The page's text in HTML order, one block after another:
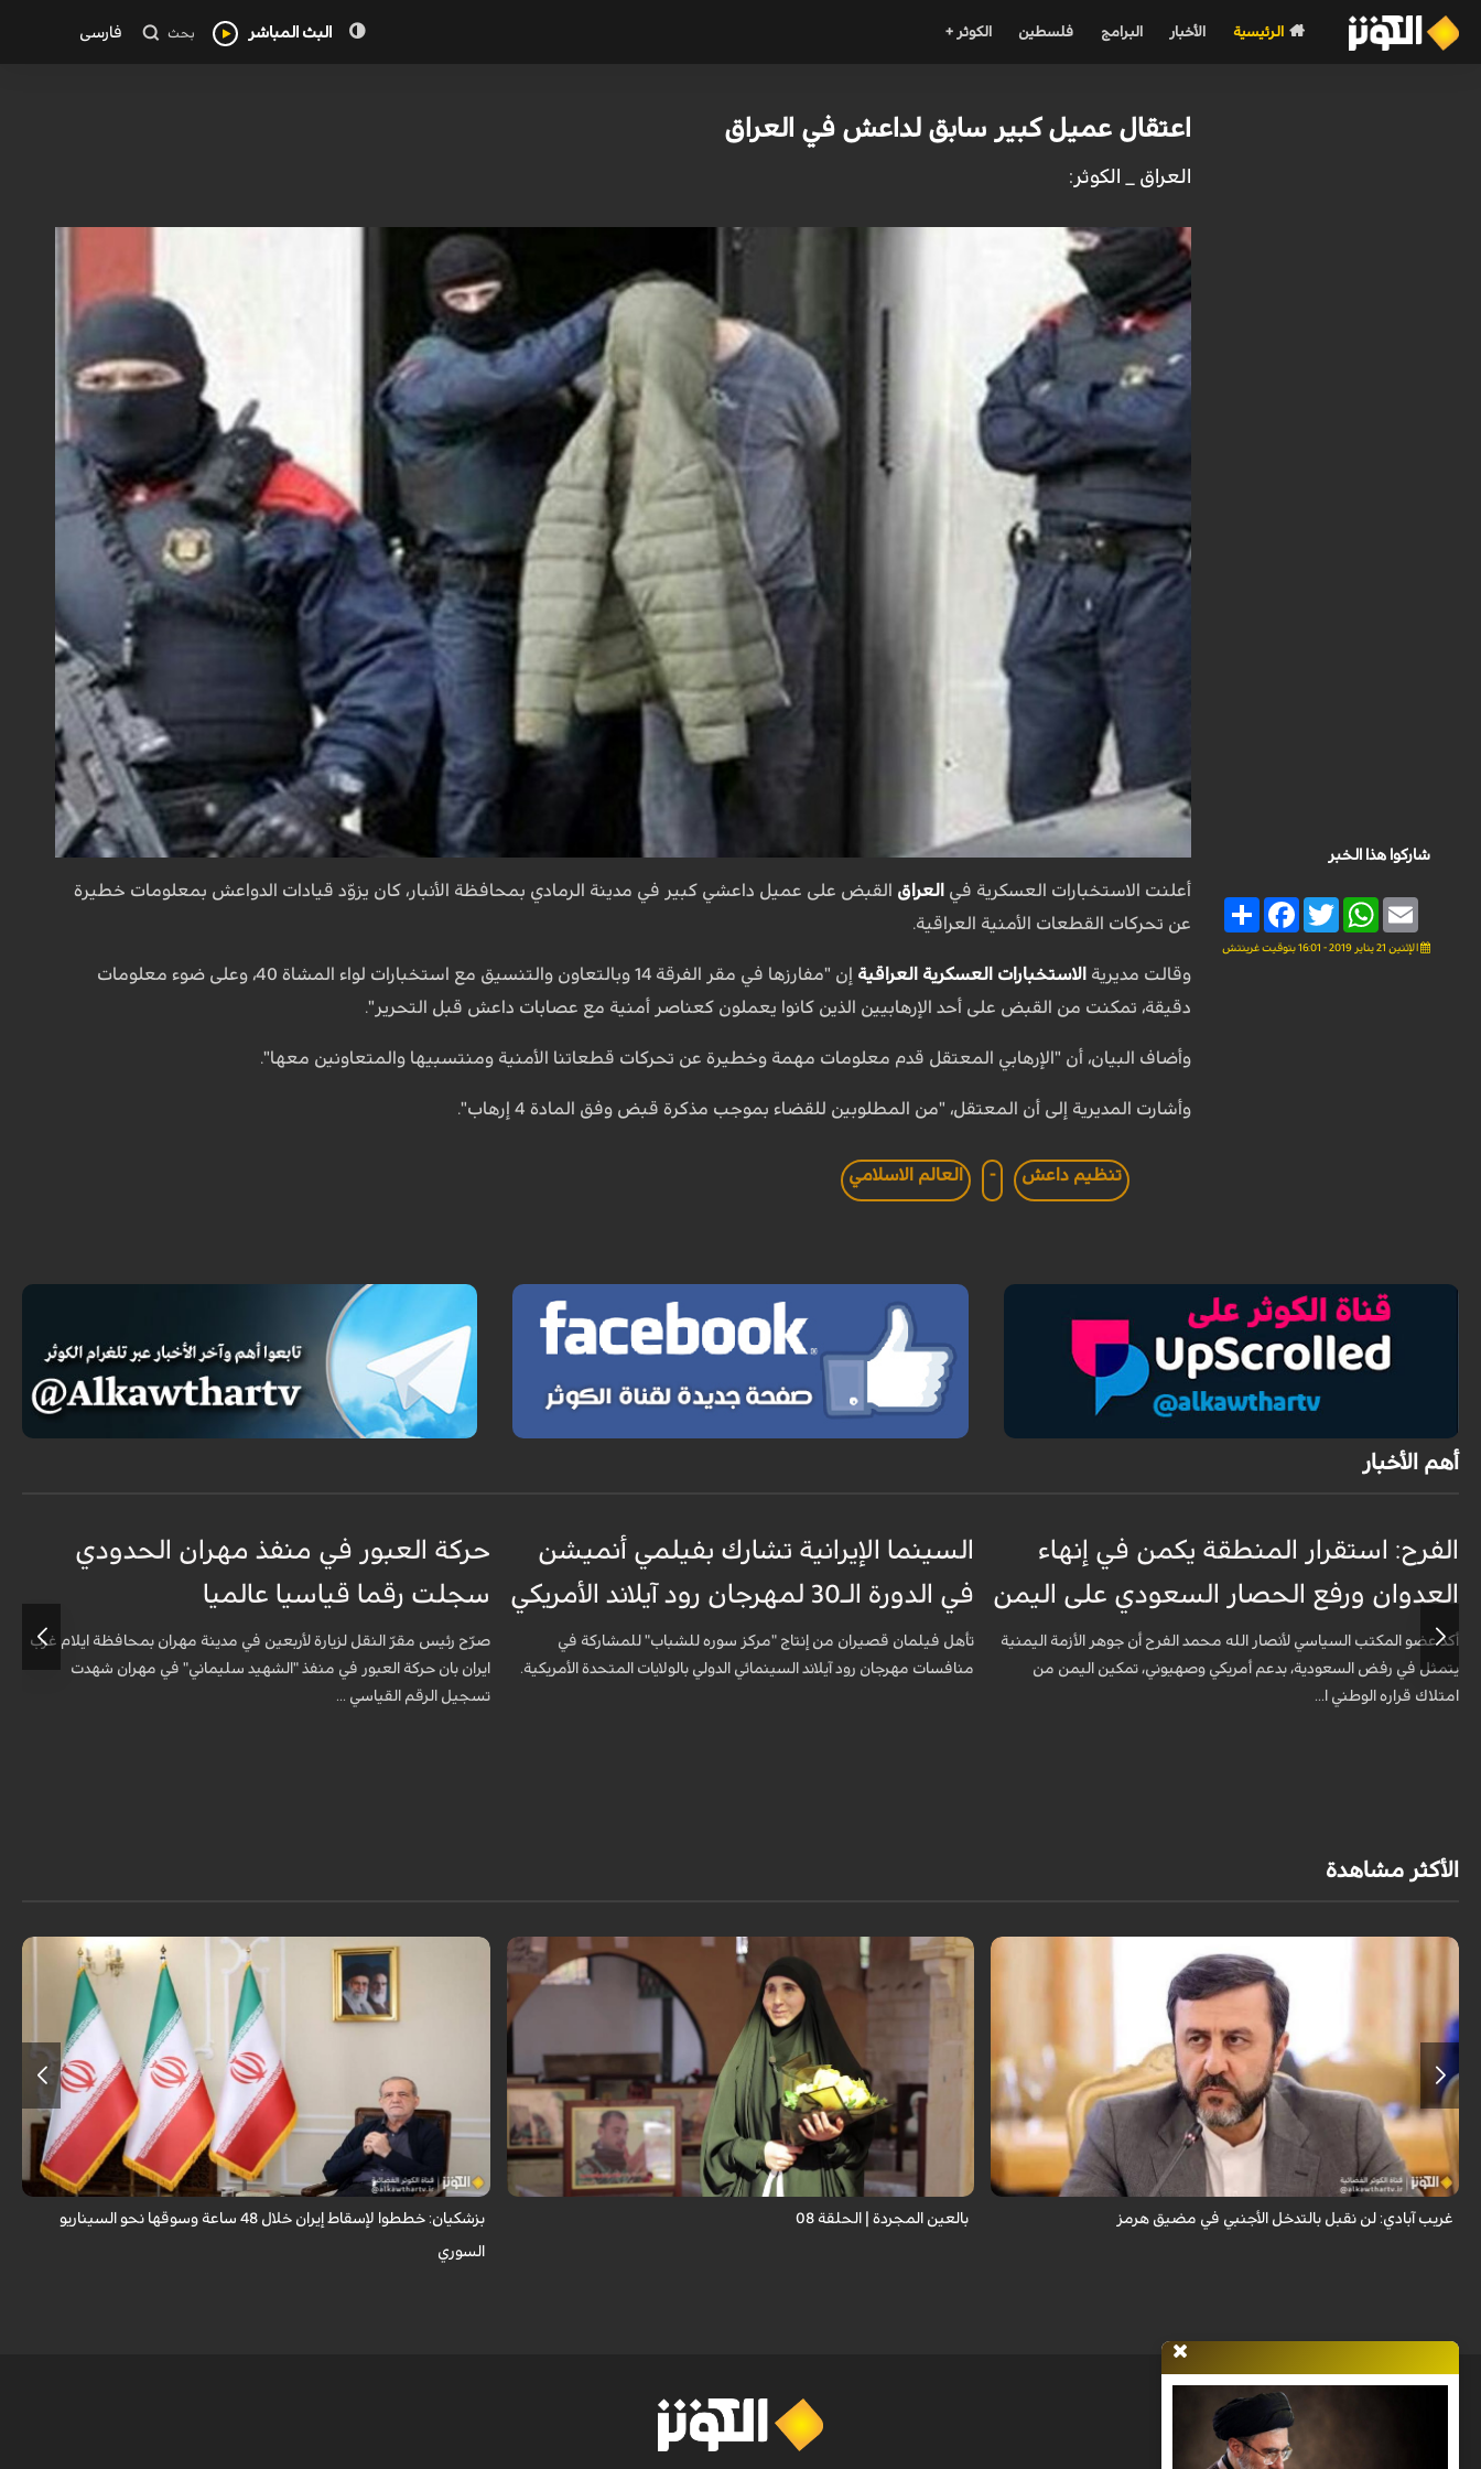
الرئيسية الأخبار البرامج فلسطين الكوثر + البث المباشر بحث فارسی
شاركوا هذا الخبر
Share
FacebookTwitter
WhatsAppEmail
الإثنين 21 يناير 2019 - 16:01 بتوقيت غرينتش
اعتقال عميل كبير سابق لداعش في العراق
العراق _ الكوثر:
أعلنت الاستخبارات العسكرية في العراق القبض على عميل داعشي كبير في مدينة الرمادي بمحافظة الأنبار، كان يزوّد قيادات الدواعش بمعلومات خطيرة
عن تحركات القطعات الأمنية العراقية.
وقالت مديرية الاستخبارات العسكرية العراقية
إن "مفارزها في مقر الفرقة 14 وبالتعاون والتنسيق مع استخبارات لواء المشاة 40، وعلى ضوء معلومات
دقيقة، تمكنت من القبض على أحد الإرهابيين الذين كانوا يعملون كعناصر أمنية مع عصابات داعش قبل التحرير".
وأضاف البيان، أن "الإرهابي المعتقل قدم معلومات مهمة وخطيرة عن تحركات قطعاتنا الأمنية ومنتسبيها والمتعاونين معها".
وأشارت المديرية إلى أن المعتقل، "من المطلوبين للقضاء بموجب مذكرة قبض وفق المادة 4 إرهاب".
تنظيم داعش - العالم الاسلامي
أهم الأخبار
الفرح: استقرار المنطقة يكمن في إنهاء
العدوان ورفع الحصار السعودي على اليمن
أكد عضو المكتب السياسي لأنصار الله محمد الفرح أن جوهر الأزمة اليمنية
يتمثل في رفض السعودية، بدعم أمريكي وصهيوني، تمكين اليمن من
امتلاك قراره الوطني ا...
السينما الإيرانية تشارك بفيلمي أنميشن
في الدورة الـ30 لمهرجان رود آيلاند الأمريكي
تأهل فيلمان قصيران من إنتاج "مركز سوره للشباب" للمشاركة في
منافسات مهرجان رود آيلاند السينمائي الدولي بالولايات المتحدة الأمريكية.
حركة العبور في منفذ مهران الحدودي
سجلت رقما قياسيا عالميا
صرّح رئيس مقرّ النقل لزيارة لأربعين في مدينة مهران بمحافظة ايلام غرب
ايران بان حركة العبور في منفذ "الشهيد سليماني" في مهران شهدت
تسجيل الرقم القياسي ...
الأكثر مشاهدة
قال نائب وزير الخارجية الإيراني كاظم غريب آبادي، إن إيران لن تقبل بالتدخل
الأجنبي في مضيق هرمز.
غريب آبادي: لن نقبل بالتدخل الأجنبي في مضيق هرمز
برنامج "بالعين المجردة" هو توثيق إنسانيٌّ شجاعٌ للحياة تحت وطأة الحرب، حيث
نستمع فيه إلى شهاداتٍ حيّةٍ لأشخاص عايشوا التفجيرات والدمار، فنرى بعيونهم
بالعين المجردة | الحلقة 08
قال الرئيس الايراني مسعود بزشكيان ان الأعداء وضعوا خططًا وتصوروا أن
بإمكانهم السيطرة على إيران خلال 48 ساعة كما فعلوا مع سوريا.
بزشكيان: خططوا لإسقاط إيران خلال 48 ساعة وسوقها نحو السيناريو
السوري